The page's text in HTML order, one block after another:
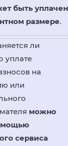
быть уплачен
размере.
ли
уплате
на
или
можно
сервиса